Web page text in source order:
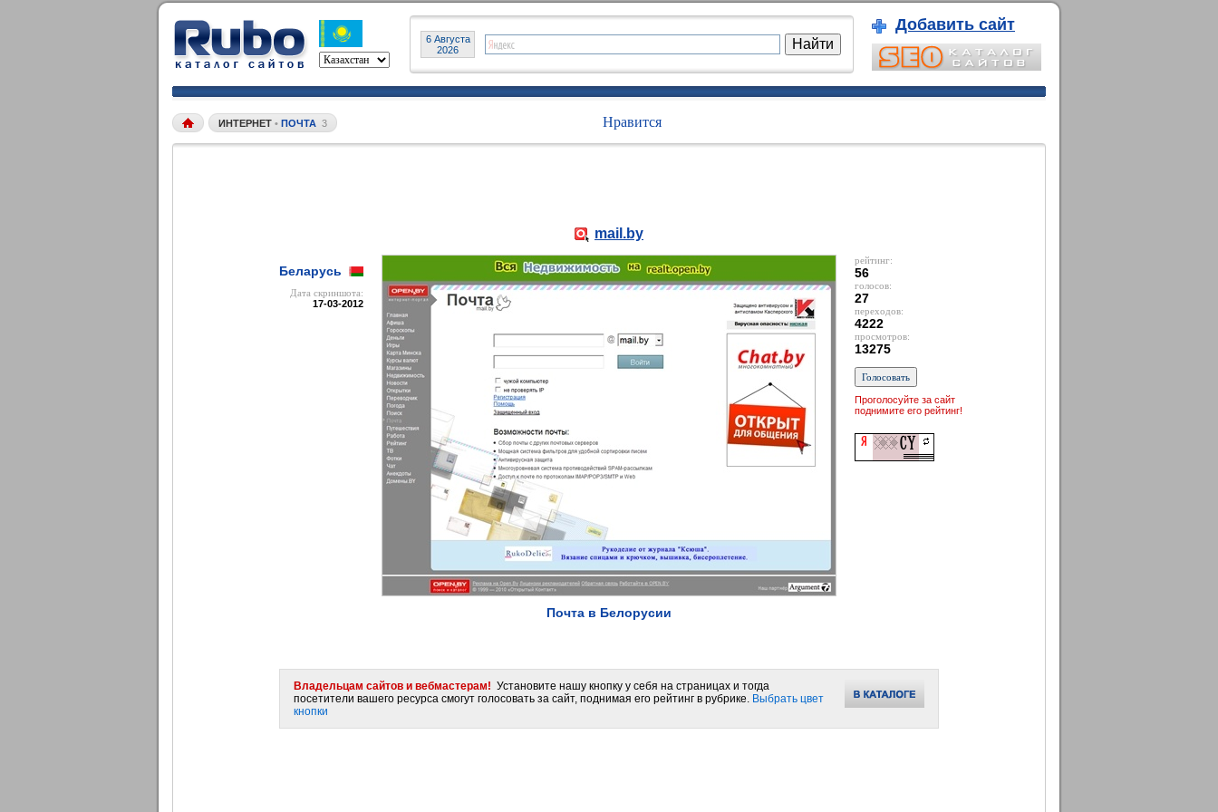
6 Августа
2026
Добавить сайт
ИНТЕРНЕТ • ПОЧТА 3 Нравится
Беларусь
Дата cкриншота:
17-03-2012
mail.by
Почта в Белорусии
рейтинг:
56
голосов:
27
переходов:
4222
просмотров:
13275
Проголосуйте за сайт
поднимите его рейтинг!
Владельцам сайтов и вебмастерам! Установите нашу кнопку у себя на страницах и тогда
посетители вашего ресурса смогут голосовать за сайт, поднимая его рейтинг в рубрике. Выбрать цвет
кнопки